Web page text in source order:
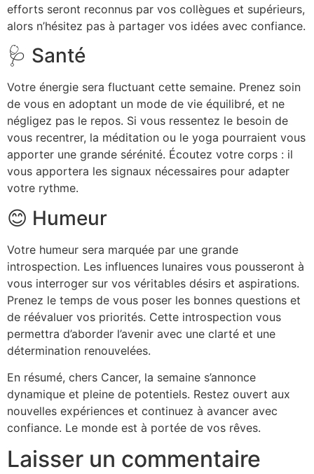
efforts seront reconnus par vos collègues et supérieurs,
alors n’hésitez pas à partager vos idées avec confiance.
🩺 Santé
Votre énergie sera fluctuant cette semaine. Prenez soin
de vous en adoptant un mode de vie équilibré, et ne
négligez pas le repos. Si vous ressentez le besoin de
vous recentrer, la méditation ou le yoga pourraient vous
apporter une grande sérénité. Écoutez votre corps : il
vous apportera les signaux nécessaires pour adapter
votre rythme.
😊 Humeur
Votre humeur sera marquée par une grande
introspection. Les influences lunaires vous pousseront à
vous interroger sur vos véritables désirs et aspirations.
Prenez le temps de vous poser les bonnes questions et
de réévaluer vos priorités. Cette introspection vous
permettra d’aborder l’avenir avec une clarté et une
détermination renouvelées.
En résumé, chers Cancer, la semaine s’annonce
dynamique et pleine de potentiels. Restez ouvert aux
nouvelles expériences et continuez à avancer avec
confiance. Le monde est à portée de vos rêves.
Laisser un commentaire